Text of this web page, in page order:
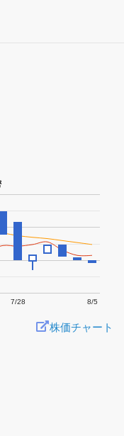
7/28 8/5
株価チャート